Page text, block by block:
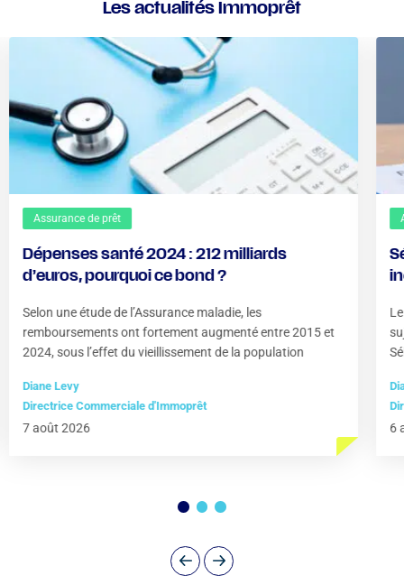
Les actualités Immoprêt
Assurance de prêt
Dépenses santé 2024 : 212 milliards
d’euros, pourquoi ce bond ?
Selon une étude de l’Assurance maladie, les
remboursements ont fortement augmenté entre 2015 et
2024, sous l’effet du vieillissement de la population
Diane Levy
Directrice Commerciale d'Immoprêt
7 août 2026 6